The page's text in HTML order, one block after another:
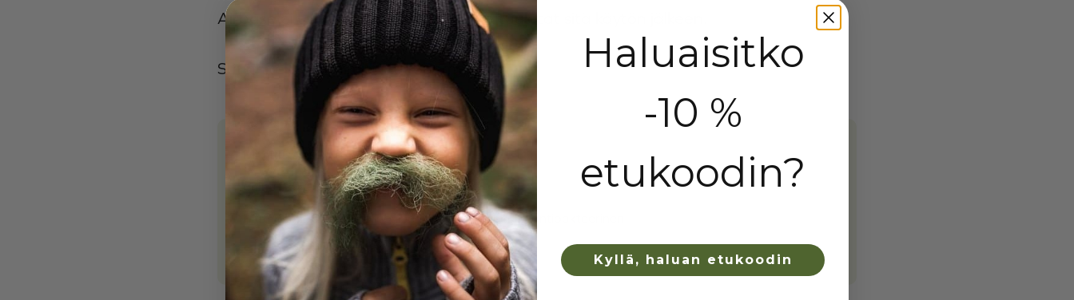
Airbase ei tarvitse tiheää pesua, kun tuuletat sitä käytön jälkeen.
Suunniteltu ja valmistettu Suomessa.
Unisex
Paino120 g/m²
Materiaali100% Polypropyleeni, hopeaionisoitu ja antibakteerinen
Suunnittelu ja valmistus Kärsämäellä Suomessa
Haluaisitko
-10 %
etukoodin?
Kyllä, haluan etukoodin